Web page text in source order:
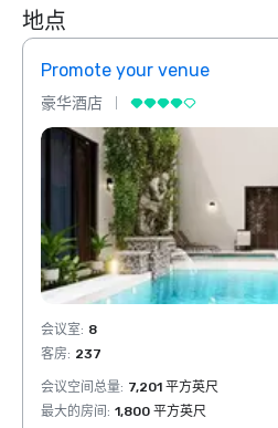
地点
Promote your venue
豪华酒店
会议室: 8
客房: 237
会议空间总量: 7,201 平方英尺
最大的房间 : 1,800 平方英尺